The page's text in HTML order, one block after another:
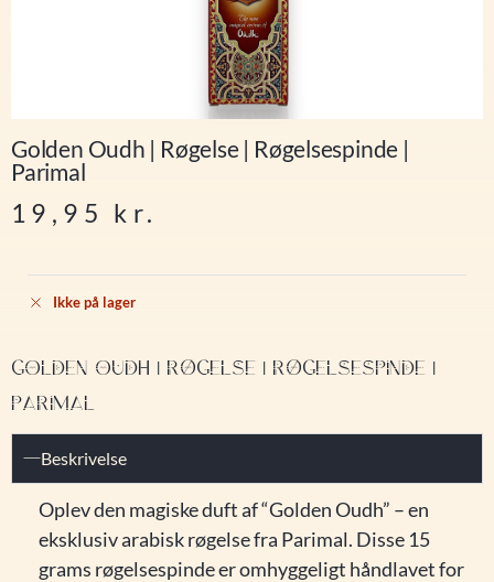
Golden Oudh | Røgelse | Røgelsespinde |
Parimal
19,95 kr.
Ikke på lager
GOLDEN OUDH | RØGELSE | RØGELSESPINDE |
PARIMAL
Beskrivelse
Oplev den magiske duft af “Golden Oudh” – en
eksklusiv arabisk røgelse fra Parimal. Disse 15
grams røgelsespinde er omhyggeligt håndlavet for